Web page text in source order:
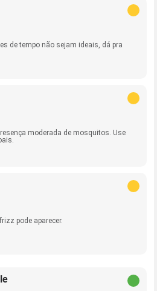
de tempo não sejam ideais, dá pra
moderada de mosquitos. Use
pode aparecer.